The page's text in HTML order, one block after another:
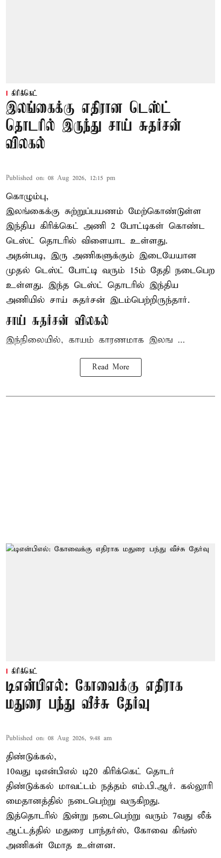
கிரிக்கெட்
இலங்கைக்கு எதிரான டெஸ்ட்
தொடரில் இருந்து சாய் சுதர்சன்
விலகல்
Published on: 08 Aug 2026, 12:15 pm
கொழும்பு,
இலங்கைக்கு சுற்றுப்பயணம் மேற்கொண்டுள்ள
இந்திய கிரிக்கெட் அணி 2 போட்டிகள் கொண்ட
டெஸ்ட் தொடரில் விளையாட உள்ளது.
அதன்படி, இரு அணிகளுக்கும் இடையேயான
முதல் டெஸ்ட் போட்டி வரும் 15ம் தேதி நடைபெற
உள்ளது. இந்த டெஸ்ட் தொடரில் இந்திய
அணியில் சாய் சுதர்சன் இடம்பெற்றிருந்தார்.
சாய் சுதர்சன் விலகல்
இந்நிலையில், காயம் காரணமாக இலங ...
Read More
கிரிக்கெட்
டிஎன்பிஎல்: கோவைக்கு எதிராக
மதுரை பந்து வீச்சு தேர்வு
Published on: 08 Aug 2026, 9:48 am
திண்டுக்கல்,
10வது டிஎன்பிஎல் டி20 கிரிக்கெட் தொடர்
திண்டுக்கல் மாவட்டம் நத்தம் எம்.பி.ஆர். கல்லூரி
மைதானத்தில் நடைபெற்று வருகிறது.
இத்தொடரில் இன்று நடைபெற்று வரும் 7வது லீக்
ஆட்டத்தில் மதுரை பாந்தர்ஸ், கோவை கிங்ஸ்
அணிகள் மோத உள்ளன.